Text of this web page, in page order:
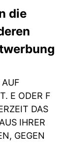
die
E ODER F
DAS
IHRER
GEGEN